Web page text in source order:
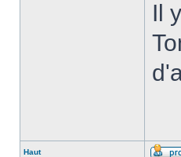
Il
Haut